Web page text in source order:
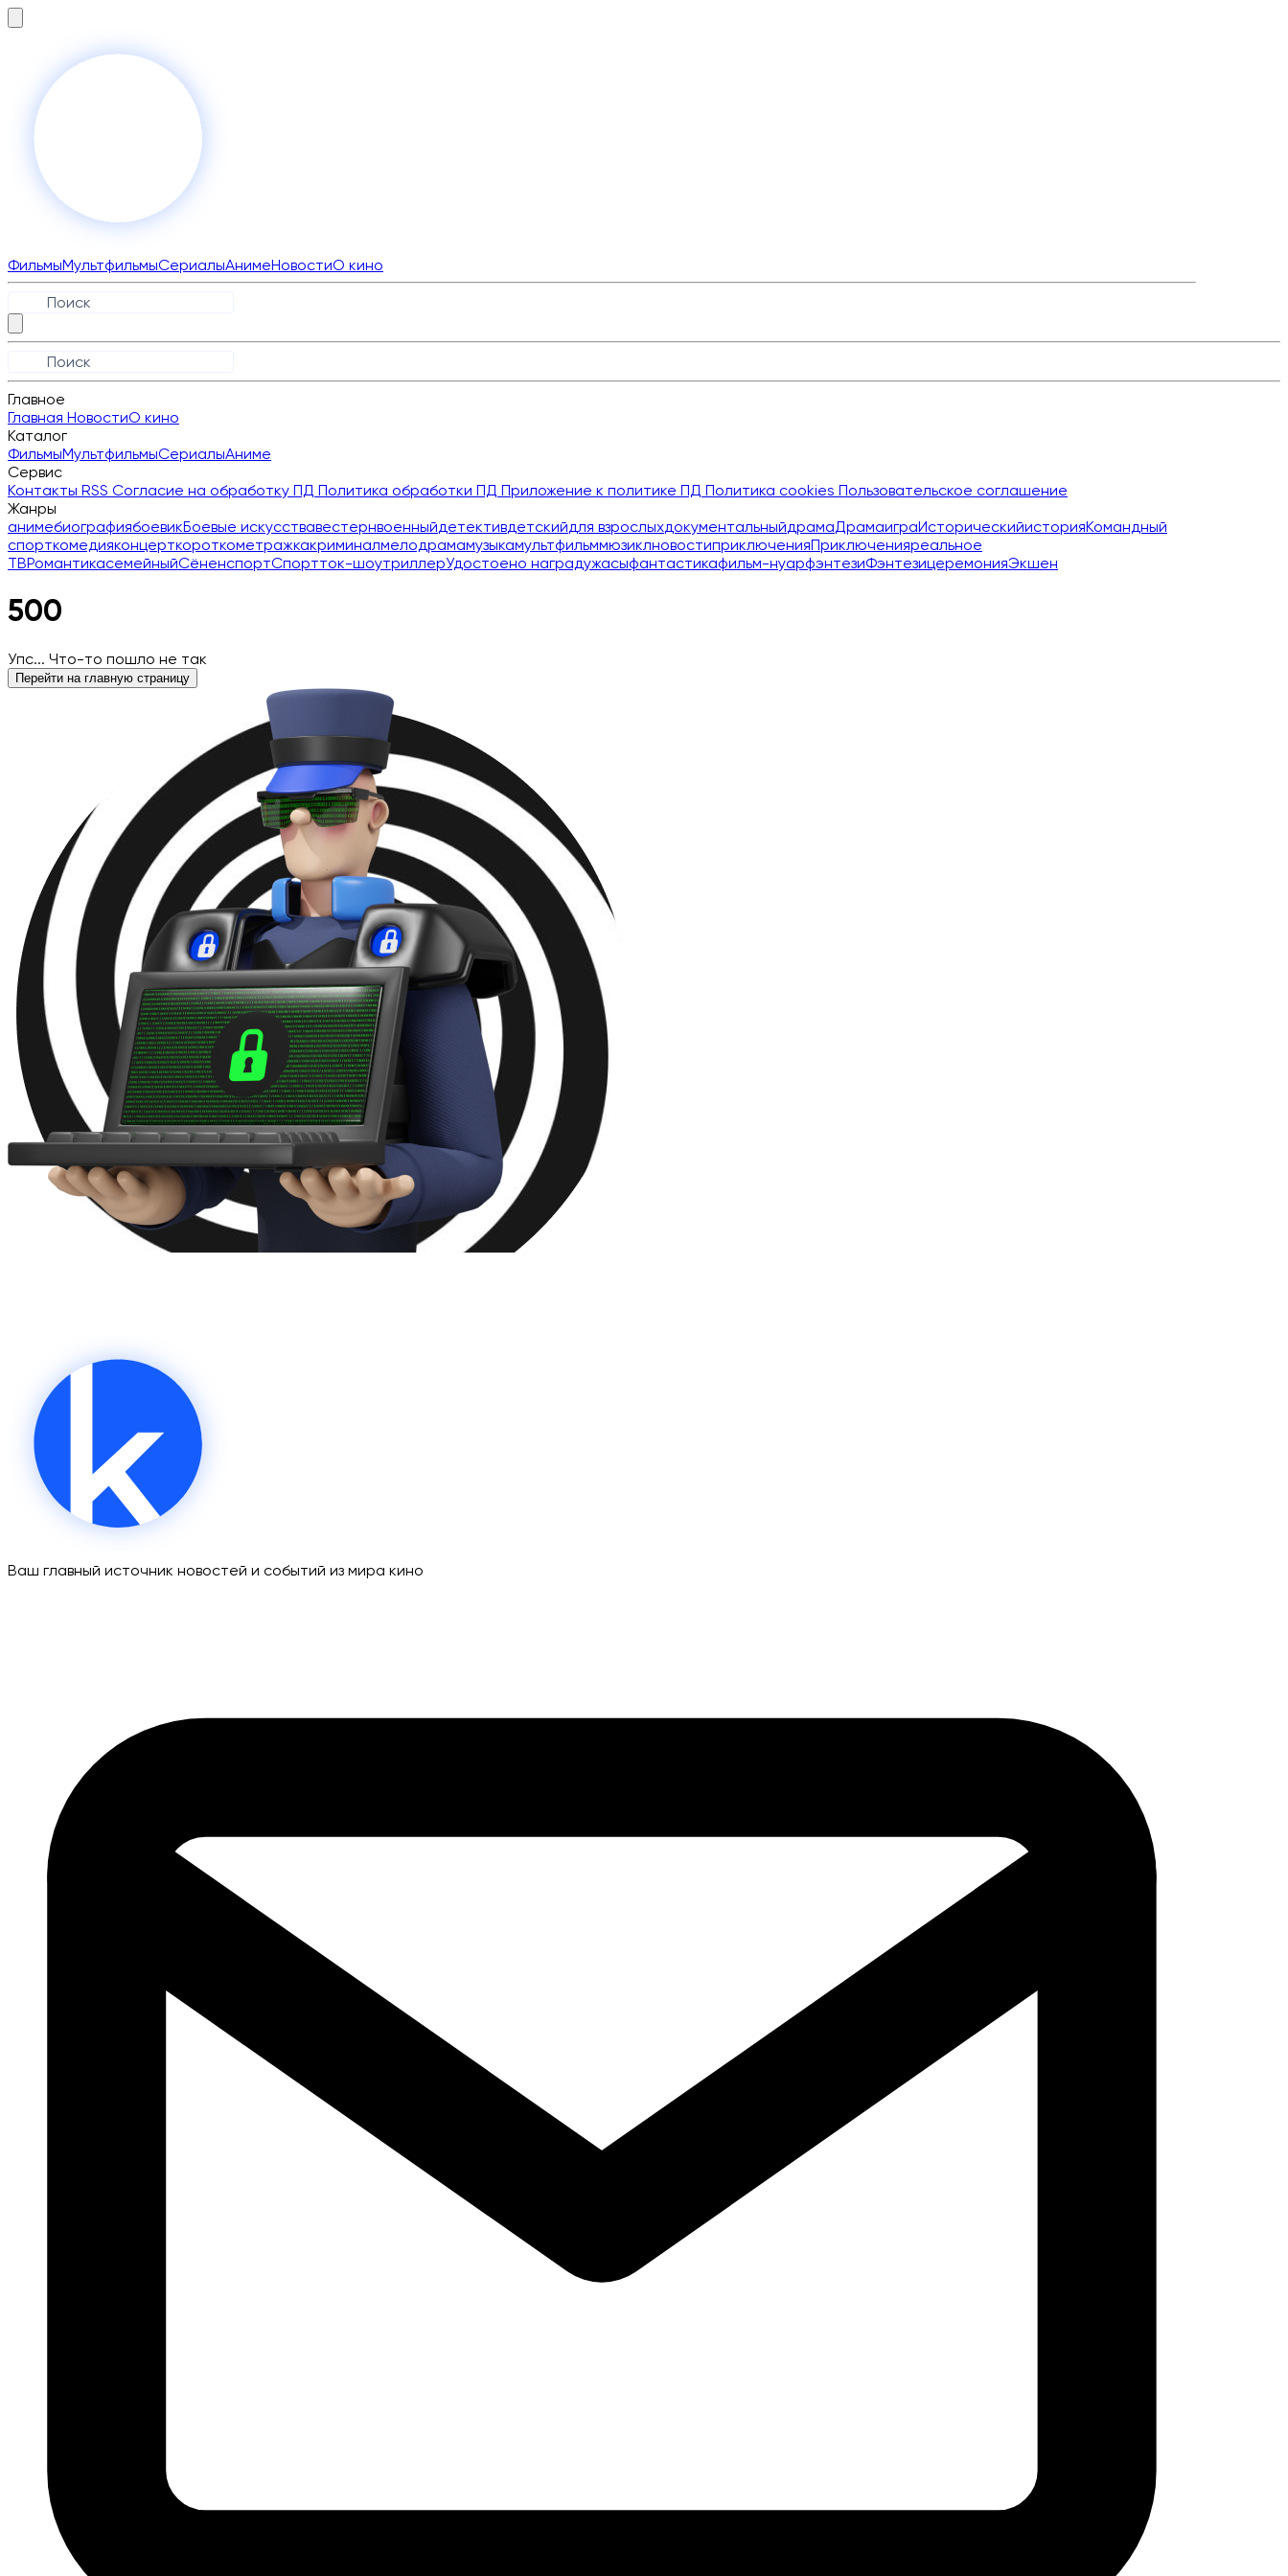
ФильмыМультфильмыСериалыАнимеНовостиО кино
Главное
Главная НовостиО кино
Каталог
ФильмыМультфильмыСериалыАниме
Сервис
Контакты RSS Согласие на обработку ПД Политика обработки ПД Приложение к политике ПД Политика cookies Пользовательское соглашение
Жанры
анимебиографиябоевикБоевые искусствавестернвоенныйдетективдетскийдля взрослыхдокументальныйдрамаДрамаиграИсторическийисторияКомандный
спорткомедияконцерткороткометражкакриминалмелодрамамузыкамультфильммюзиклновостиприключенияПриключенияреальное
ТВРомантикасемейныйСёненспортСпортток-шоутриллерУдостоено наградужасыфантастикафильм-нуарфэнтезиФэнтезицеремонияЭкшен
500
Упс... Что-то пошло не так
Перейти на главную страницу
Ваш главный источник новостей и событий из мира кино